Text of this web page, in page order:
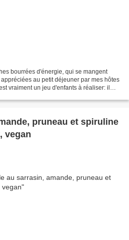
bourrées d'énergie, qui se mangent
au petit déjeuner par mes hôtes
vraiment un jeu d'enfants à réaliser: il
pruneau et spiruline
vegan